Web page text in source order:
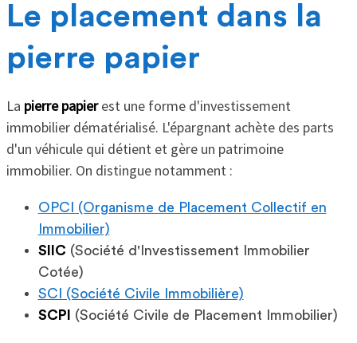
Le placement dans la
pierre papier
La pierre papierest une forme d'investissement
immobilier dématérialisé. L'épargnant achète des parts
d'un véhicule qui détient et gère un patrimoine
immobilier. On distingue notamment :
OPCI (Organisme de Placement Collectif en
Immobilier)
SIIC (Société d'Investissement Immobilier
Cotée)
SCI (Société Civile Immobilière)
SCPI
(Société Civile de Placement Immobilier)